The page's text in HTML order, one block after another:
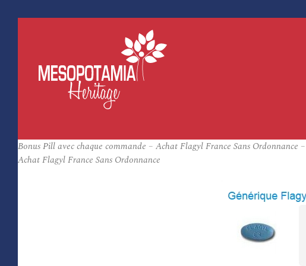
Bonus Pill avec chaque commande – Achat Flagyl France Sans Ordonnance
Achat Flagyl France Sans Ordonnance